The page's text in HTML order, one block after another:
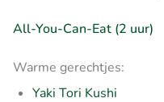
All-You-Can-Eat (2 uur)
Warme gerechtjes:
Yaki Tori Kushi